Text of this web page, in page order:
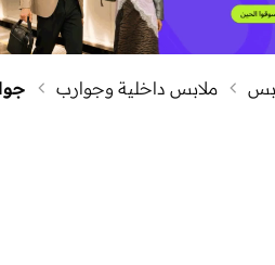
ملابس داخلية وجوارب